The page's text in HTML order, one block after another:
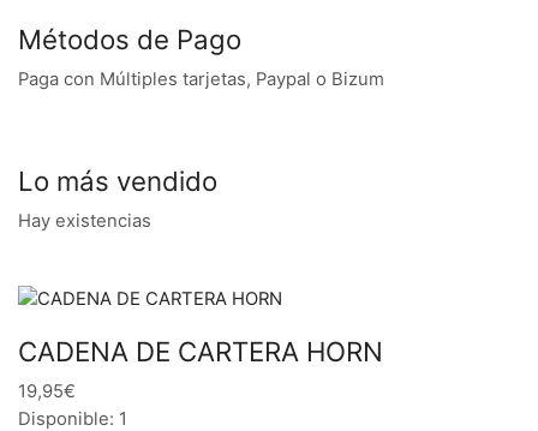
Métodos de Pago
Paga con Múltiples tarjetas, Paypal o Bizum
Lo más vendido
Hay existencias
CADENA DE CARTERA HORN
19,95€
Disponible: 1